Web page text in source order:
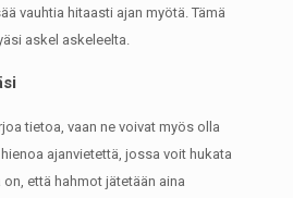
vauhtia hitaasti ajan myötä. Tämä
askel askeleelta.
tietoa, vaan ne voivat myös olla
ajanvietettä, jossa voit hukata
että hahmot jätetään aina